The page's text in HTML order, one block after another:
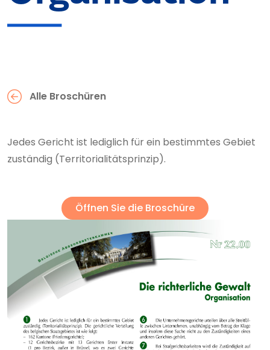
Alle Broschüren
Jedes Gericht ist lediglich für ein bestimmtes Gebiet
zuständig (Territorialitätsprinzip).
Öffnen Sie die Broschüre